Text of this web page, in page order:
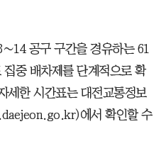
공구 구간을 경유하는 61
중 배차제를 단계적으로 확
세한 시간표는 대전교통정보
에서 확인할 수